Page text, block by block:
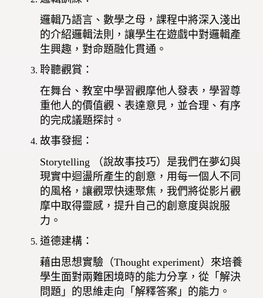
邏輯乃語言、數學之母，課程中將深入淺出
的介紹邏輯法則，讓學生在遊戲中對邏輯產
生興趣，對命題融化貫通。
聆聽觀賞：
在舞台、教室中學習觀摩他人發表，學習尊
重他人的價值觀、表達意見，並合理、有序
的完成議題探討。
故事發掘：
Storytelling （說故事技巧）是我們在夢幻與
現實中迴盪所產生的創意，用每一個人不同
的風格，讓觀眾快速聚焦，我們將從影片觀
摩中取得靈感，提升自己的創意度與說服
力。
道德建構：
藉由思想實驗（Thought experiment）來培養
學生面對兩難困境時的能力分享，從「解決
問題」的思維走向「解釋答案」的能力。